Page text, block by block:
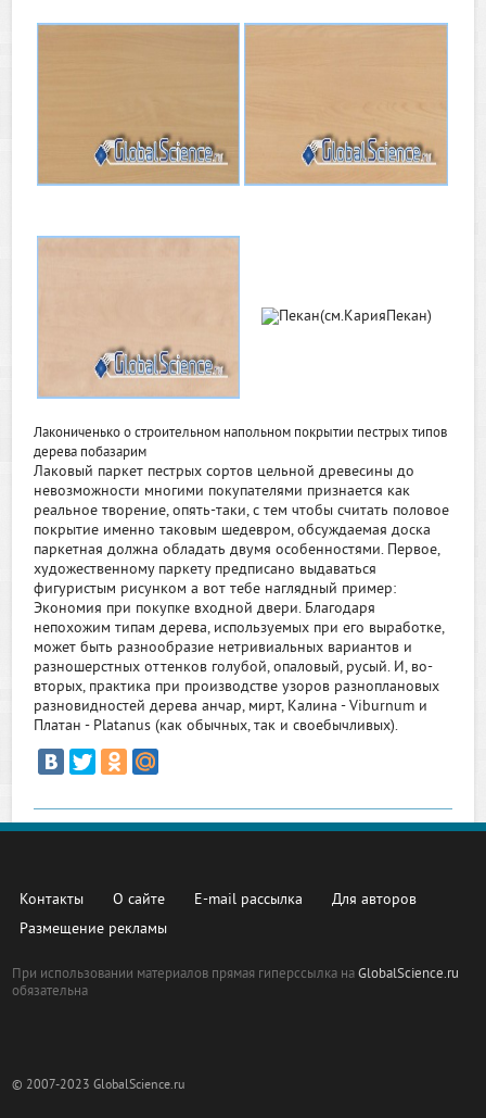
Лакониченько о строительном напольном покрытии пестрых типов
дерева побазарим
Лаковый паркет пестрых сортов цельной древесины до
невозможности многими покупателями признается как
реальное творение, опять-таки, с тем чтобы считать половое
покрытие именно таковым шедевром, обсуждаемая доска
паркетная должна обладать двумя особенностями. Первое,
художественному паркету предписано выдаваться
фигуристым рисунком а вот тебе наглядный пример:
Экономия при покупке входной двери. Благодаря
непохожим типам дерева, используемых при его выработке,
может быть разнообразие нетривиальных вариантов и
разношерстных оттенков голубой, опаловый, русый. И, во-
вторых, практика при производстве узоров разноплановых
разновидностей дерева анчар, мирт, Калина - Viburnum и
Платан - Platanus (как обычных, так и своебычливых).
Контакты О сайте E-mail рассылка
Для авторов
Размещение рекламы
При использовании материалов прямая гиперссылка наGlobalScience.ru
обязательна
© 2007-2023 GlobalScience.ru